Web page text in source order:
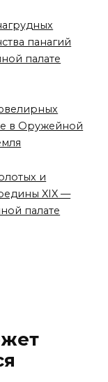
панагий
палате
в Оружейной
и
XIX —
палате